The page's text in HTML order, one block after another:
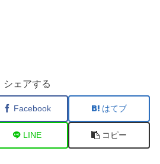
シェアする
Facebook はてブ
LINE コピー